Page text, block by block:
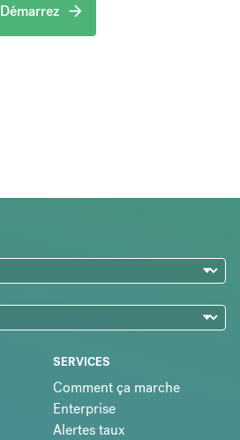
Démarrez
SERVICES
Comment ça marche
Enterprise
Alertes taux